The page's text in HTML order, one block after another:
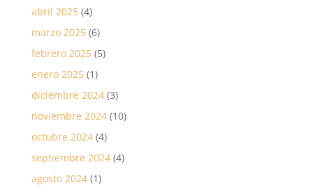
abril 2025(4)
marzo 2025(6)
febrero 2025(5)
enero 2025(1)
diciembre 2024(3)
noviembre 2024(10)
octubre 2024(4)
septiembre 2024(4)
agosto 2024(1)